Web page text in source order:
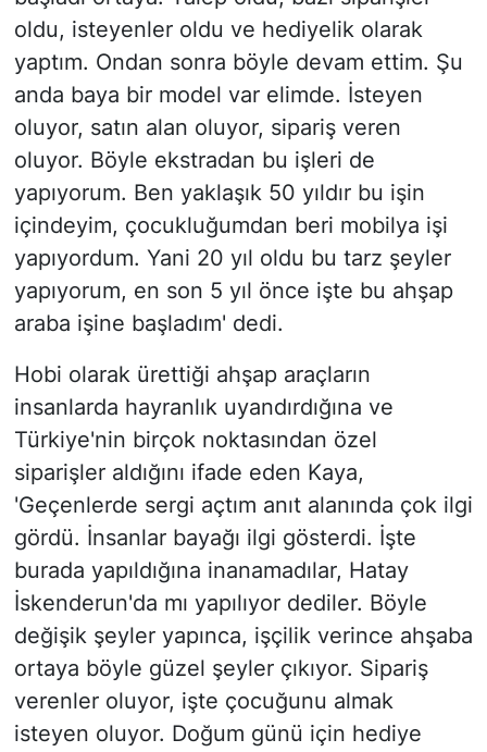
oldu, isteyenler oldu ve hediyelik olarak
yaptım. Ondan sonra böyle devam ettim. Şu
anda baya bir model var elimde. İsteyen
oluyor, satın alan oluyor, sipariş veren
oluyor. Böyle ekstradan bu işleri de
yapıyorum. Ben yaklaşık 50 yıldır bu işin
içindeyim, çocukluğumdan beri mobilya işi
yapıyordum. Yani 20 yıl oldu bu tarz şeyler
yapıyorum, en son 5 yıl önce işte bu ahşap
araba işine başladım' dedi.
Hobi olarak ürettiği ahşap araçların
insanlarda hayranlık uyandırdığına ve
Türkiye'nin birçok noktasından özel
siparişler aldığını ifade eden Kaya,
'Geçenlerde sergi açtım anıt alanında çok ilgi
gördü. İnsanlar bayağı ilgi gösterdi. İşte
burada yapıldığına inanamadılar, Hatay
İskenderun'da mı yapılıyor dediler. Böyle
değişik şeyler yapınca, işçilik verince ahşaba
ortaya böyle güzel şeyler çıkıyor. Sipariş
verenler oluyor, işte çocuğunu almak
isteyen oluyor. Doğum günü için hediye